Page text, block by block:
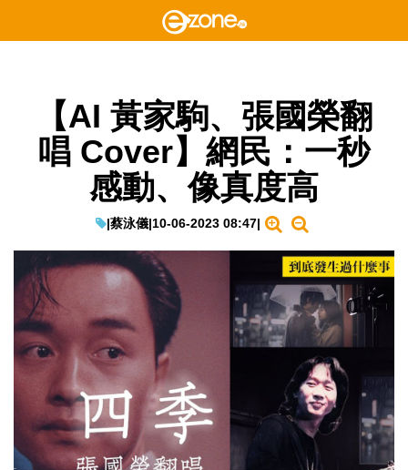
【AI 黃家駒、張國榮翻
唱 Cover】網民：一秒
感動、像真度高
|蔡泳儀|10-06-2023 08:47|